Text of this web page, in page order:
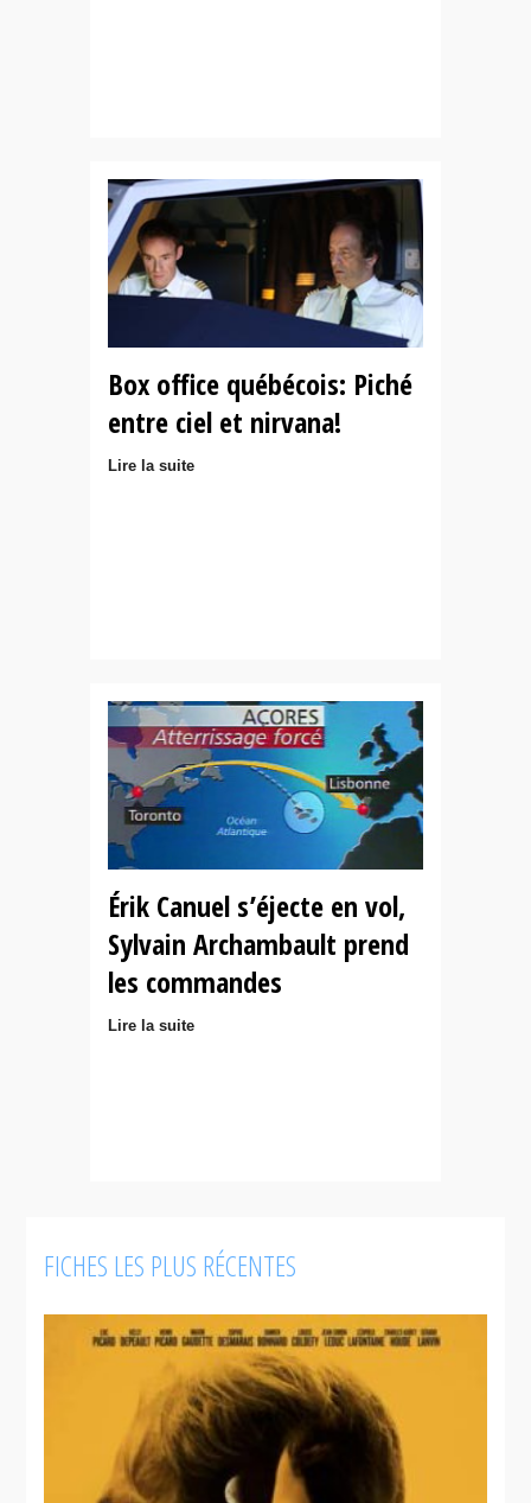
Box office québécois: Piché
entre ciel et nirvana!
Lire la suite
Érik Canuel s’éjecte en vol,
Sylvain Archambault prend
les commandes
Lire la suite
FICHES LES PLUS RÉCENTES